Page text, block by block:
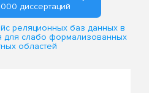
диссертаций
реляционных баз данных в
для слабо формализованных
областей